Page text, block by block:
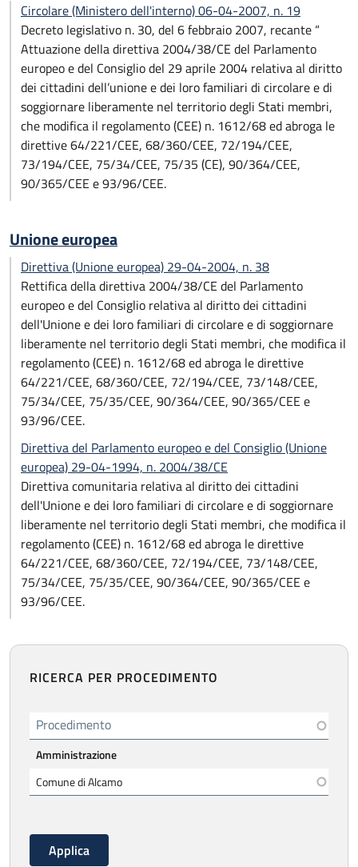
Circolare (Ministero dell'interno) 06-04-2007, n. 19
Decreto legislativo n. 30, del 6 febbraio 2007, recante “
Attuazione della direttiva 2004/38/CE del Parlamento
europeo e del Consiglio del 29 aprile 2004 relativa al diritto
dei cittadini dell’unione e dei loro familiari di circolare e di
soggiornare liberamente nel territorio degli Stati membri,
che modifica il regolamento (CEE) n. 1612/68 ed abroga le
direttive 64/221/CEE, 68/360/CEE, 72/194/CEE,
73/194/CEE, 75/34/CEE, 75/35 (CE), 90/364/CEE,
90/365/CEE e 93/96/CEE.
Unione europea
Direttiva (Unione europea) 29-04-2004, n. 38
Rettifica della direttiva 2004/38/CE del Parlamento
europeo e del Consiglio relativa al diritto dei cittadini
dell'Unione e dei loro familiari di circolare e di soggiornare
liberamente nel territorio degli Stati membri, che modifica il
regolamento (CEE) n. 1612/68 ed abroga le direttive
64/221/CEE, 68/360/CEE, 72/194/CEE, 73/148/CEE,
75/34/CEE, 75/35/CEE, 90/364/CEE, 90/365/CEE e
93/96/CEE.
Direttiva del Parlamento europeo e del Consiglio (Unione
europea) 29-04-1994, n. 2004/38/CE
Direttiva comunitaria relativa al diritto dei cittadini
dell'Unione e dei loro familiari di circolare e di soggiornare
liberamente nel territorio degli Stati membri, che modifica il
regolamento (CEE) n. 1612/68 ed abroga le direttive
64/221/CEE, 68/360/CEE, 72/194/CEE, 73/148/CEE,
75/34/CEE, 75/35/CEE, 90/364/CEE, 90/365/CEE e
93/96/CEE.
RICERCA PER PROCEDIMENTO
Procedimento
Amministrazione